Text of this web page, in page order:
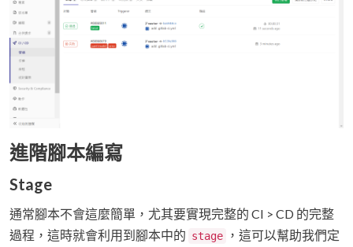
進階腳本編寫
Stage
通常腳本不會這麼簡單，尤其要實現完整的 CI > CD 的完整
過程，這時就會利用到腳本中的 stage
，這可以幫助我們定